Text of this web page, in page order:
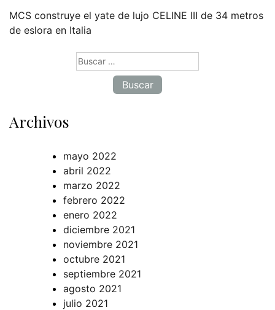
MCS construye el yate de lujo CELINE III de 34 metros
de eslora en Italia
Archivos
mayo 2022
abril 2022
marzo 2022
febrero 2022
enero 2022
diciembre 2021
noviembre 2021
octubre 2021
septiembre 2021
agosto 2021
julio 2021